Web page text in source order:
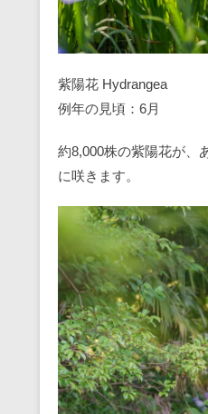
紫陽花 Hydrangea
例年の見頃：6月
約8,000株の紫陽花が、
に咲きます。